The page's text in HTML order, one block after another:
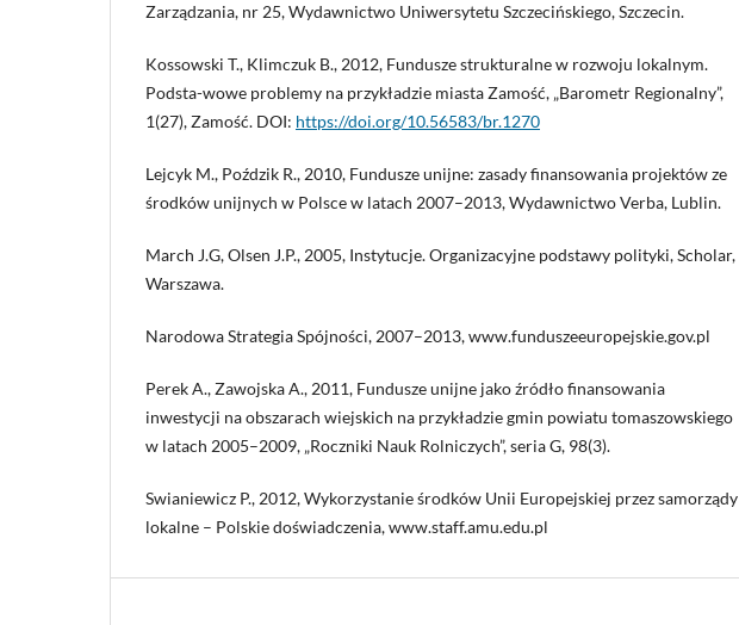
Zarządzania, nr 25, Wydawnictwo Uniwersytetu Szczecińskiego, Szczecin.
Kossowski T., Klimczuk B., 2012, Fundusze strukturalne w rozwoju lokalnym.
Podsta-wowe problemy na przykładzie miasta Zamość, „Barometr Regionalny”,
1(27), Zamość. DOI: https://doi.org/10.56583/br.1270
Lejcyk M., Poździk R., 2010, Fundusze unijne: zasady finansowania projektów ze
środków unijnych w Polsce w latach 2007–2013, Wydawnictwo Verba, Lublin.
March J.G, Olsen J.P., 2005, Instytucje. Organizacyjne podstawy polityki, Scholar,
Warszawa.
Narodowa Strategia Spójności, 2007–2013, www.funduszeeuropejskie.gov.pl
Perek A., Zawojska A., 2011, Fundusze unijne jako źródło finansowania
inwestycji na obszarach wiejskich na przykładzie gmin powiatu tomaszowskiego
w latach 2005–2009, „Roczniki Nauk Rolniczych”, seria G, 98(3).
Swianiewicz P., 2012, Wykorzystanie środków Unii Europejskiej przez samorządy
lokalne – Polskie doświadczenia, www.staff.amu.edu.pl